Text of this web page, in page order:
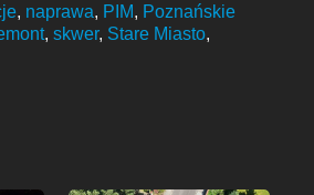
, naprawa, PIM, Poznańskie
, skwer, Stare Miasto,